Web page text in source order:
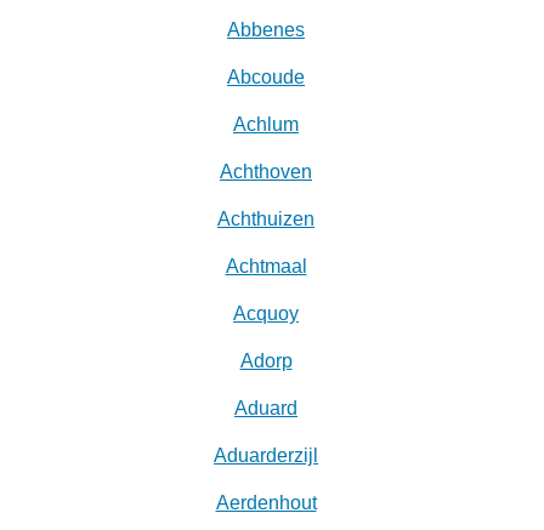
Abbenes
Abcoude
Achlum
Achthoven
Achthuizen
Achtmaal
Acquoy
Adorp
Aduard
Aduarderzijl
Aerdenhout